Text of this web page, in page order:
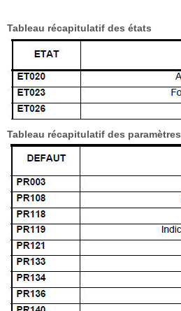
Tableau récapitulatif des états
Tableau récapitulatif des paramètres